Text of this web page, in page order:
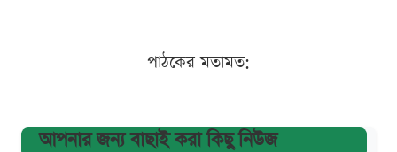
পাঠকের মতামত:
আপনার জন্য বাছাই করা কিছু নিউজ